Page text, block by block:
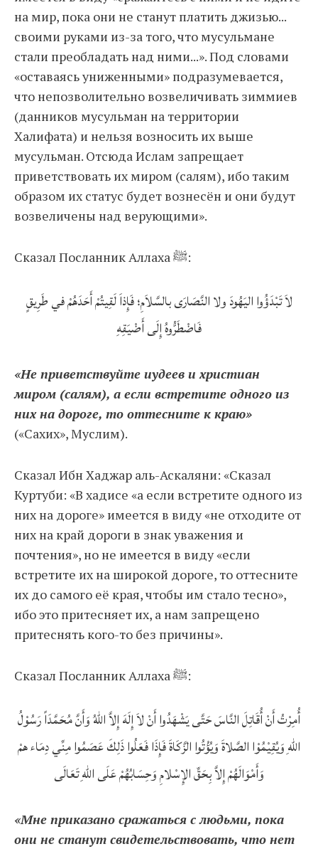
на мир, пока они не станут платить джизью...
своими руками из-за того, что мусульмане
стали преобладать над ними...». Под словами
«оставаясь униженными» подразумевается,
что непозволительно возвеличивать зиммиев
(данников мусульман на территории
Халифата) и нельзя возносить их выше
мусульман. Отсюда Ислам запрещает
приветствовать их миром (салям), ибо таким
образом их статус будет вознесён и они будут
возвеличены над верующими».
Сказал Посланник Аллаха ﷺ:
لاَ تَبْدَؤُوا اليَهُودَ ولا النَّصَارَى بالسَّلاَمِ؛ فَإِذاَ لَقِيتُمْ أَحَدَهُمْ في طَرِيقٍ
فَاضْطَرُّوهُ إِلَى أَضْيَقِهِ
«Не приветствуйте иудеев и христиан
миром (салям), а если встретите одного из
них на дороге, то оттесните к краю»
(«Сахих», Муслим).
Сказал Ибн Хаджар аль-Аскаляни: «Сказал
Куртуби: «В хадисе «а если встретите одного из
них на дороге» имеется в виду «не отходите от
них на край дороги в знак уважения и
почтения», но не имеется в виду «если
встретите их на широкой дороге, то оттесните
их до самого её края, чтобы им стало тесно»,
ибо это притесняет их, а нам запрещено
притеснять кого-то без причины».
Сказал Посланник Аллаха ﷺ:
أُمِرْتُ أَنْ أُقَاتِلَ النَّاسَ حَتَّى يَشْهَدُوا أَنْ لاَ إِلَهَ إِلاَّ اللهُ وَأَنَّ مُحَمَّدَاً رَسُوْلُ
اللهِ وَيُقِيْمُوْا الصَّلاةَ وَيُؤْتُوا الزَّكَاةَ فَإِذَا فَعَلُوا ذَلِكَ عَصَمُوا مِنِّي دِمَاء همْ
وَأَمْوَالَهُمْ إِلاَّ بِحَقِّ الإِسْلامِ وَحِسَابُهُمْ عَلَى اللهِ تَعَالَى
«Мне приказано сражаться с людьми, пока
они не станут свидетельствовать, что нет